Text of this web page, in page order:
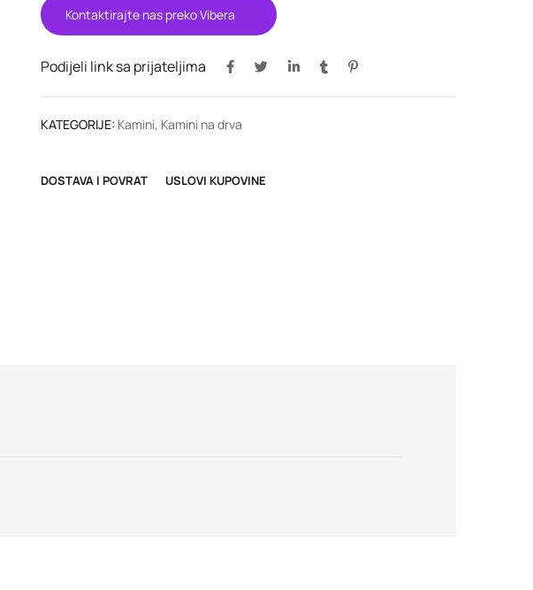
Kontaktirajte nas preko Vibera
Podijeli link sa prijateljima
KATEGORIJE: Kamini, Kamini na drva
DOSTAVA I POVRAT USLOVI KUPOVINE